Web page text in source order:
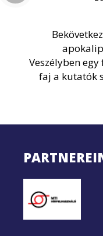
Veszélyben egy
faj a kutatók